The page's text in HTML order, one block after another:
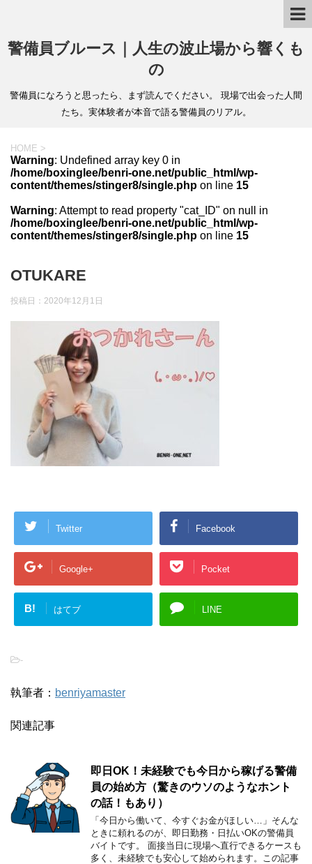
警備員ブルース｜人生の波止場から響くも
の
警備員になろうと思ったら、まず読んでください。 現場で出会った人間
たち。実体験者が本音で語る警備員のリアル。
HOME >
Warning: Undefined array key 0 in
/home/boxinglee/benri-one.net/public_html/wp-
content/themes/stinger8/single.php on line 15
Warning: Attempt to read property "cat_ID" on null in
/home/boxinglee/benri-one.net/public_html/wp-
content/themes/stinger8/single.php on line 15
OTUKARE
投稿日： 2020年12月1日
Twitter Facebook
Google+ Pocket
B! はてブ LINE
-
執筆者： benriyamaster
関連記事
即日OK！未経験でも今日から稼げる警備
員の始め方（驚きのウソのようなホント
の話！もあり）
「今日から働いて、今すぐお金がほしい…」そんな
ときに頼れるのが、即日勤務・日払いOKの警備員
バイトです。 面接当日に現場へ直行できるケースも
多く、未経験でも安心して始められます。この記事